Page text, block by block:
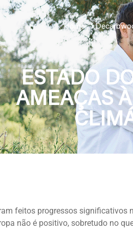
Home
ESTADO
AMEAÇAS
feitos progressos significativos
não é positivo, sobretudo no